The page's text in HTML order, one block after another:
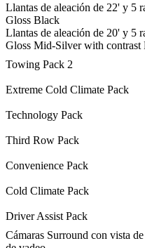
Llantas de aleación de 22' y 5
Gloss Black
Llantas de aleación de 20' y 5
Gloss Mid-Silver with contrast
Towing Pack 2
Extreme Cold Climate Pack
Technology Pack
Third Row Pack
Convenience Pack
Cold Climate Pack
Driver Assist Pack
Cámaras Surround con vista